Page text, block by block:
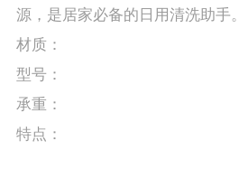
源，是居家必备的日用清洗助手。
材质：
型号：
承重：
特点：